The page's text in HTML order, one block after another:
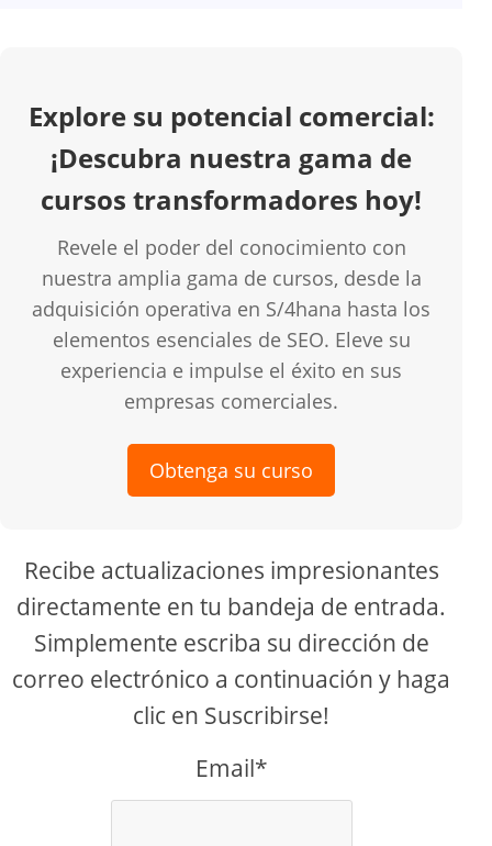
o
Explore su potencial comercial:
¡Descubra nuestra gama de
cursos transformadores hoy!
Revele el poder del conocimiento con
nuestra amplia gama de cursos, desde la
adquisición operativa en S/4hana hasta los
elementos esenciales de SEO. Eleve su
experiencia e impulse el éxito en sus
empresas comerciales.
Obtenga su curso
Recibe actualizaciones impresionantes
directamente en tu bandeja de entrada.
Simplemente escriba su dirección de
correo electrónico a continuación y haga
clic en Suscribirse!
Email*